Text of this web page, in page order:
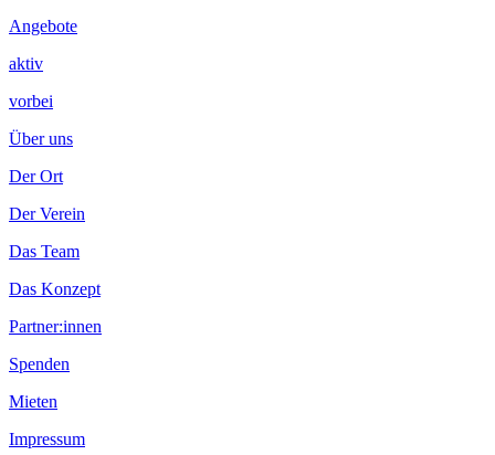
Angebote
aktiv
vorbei
Über uns
Der Ort
Der Verein
Das Team
Das Konzept
Partner:innen
Spenden
Mieten
Impressum